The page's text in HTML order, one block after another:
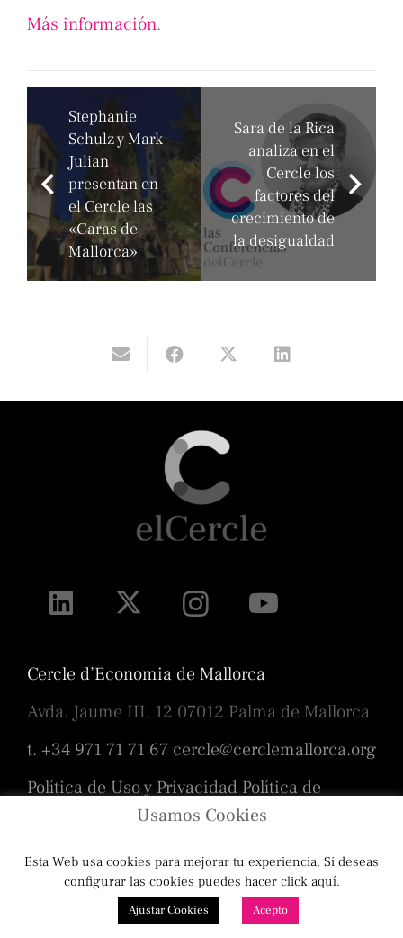
Más información.
Stephanie
Schulz y Mark
Julian
presentan en
el Cercle las
«Caras de
Mallorca»
Sara de la Rica
analiza en el
Cercle los
factores del
crecimiento de
la desigualdad
Cercle d’Economia de Mallorca
Avda. Jaume III, 12 07012 Palma de Mallorca
t. +34 971 71 71 67 cercle@cerclemallorca.org
Política de Uso y Privacidad Política de
DiseñoToni Borrás/ Programación
Usamos Cookies
Esta Web usa cookies para mejorar tu experiencia, Si deseas
configurar las cookies puedes hacer click aquí.
Ajustar Cookies Acepto